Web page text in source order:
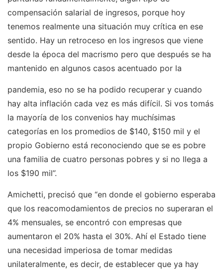
compensación salarial de ingresos, porque hoy
tenemos realmente una situación muy crítica en ese
sentido. Hay un retroceso en los ingresos que viene
desde la época del macrismo pero que después se ha
mantenido en algunos casos acentuado por la
pandemia, eso no se ha podido recuperar y cuando
hay alta inflación cada vez es más difícil. Si vos tomás
la mayoría de los convenios hay muchísimas
categorías en los promedios de $140, $150 mil y el
propio Gobierno está reconociendo que se es pobre
una familia de cuatro personas pobres y si no llega a
los $190 mil”.
Amichetti, precisó que “en donde el gobierno esperaba
que los reacomodamientos de precios no superaran el
4% mensuales, se encontró con empresas que
aumentaron el 20% hasta el 30%. Ahí el Estado tiene
una necesidad imperiosa de tomar medidas
unilateralmente, es decir, de establecer que ya hay